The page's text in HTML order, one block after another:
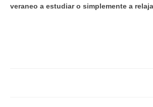
veraneo a estudiar o simplemente a